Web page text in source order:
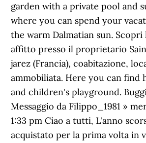
garden with a private pool and
where you can spend your
the warm Dalmatian sun. Scopri
affitto presso il proprietario
jarez (Francia), coabitazione,
ammobiliata. Here you can find
and children's playground.
Messaggio da Filippo_1981 »
1:33 pm Ciao a tutti, L'anno
acquistato per la prima volta in